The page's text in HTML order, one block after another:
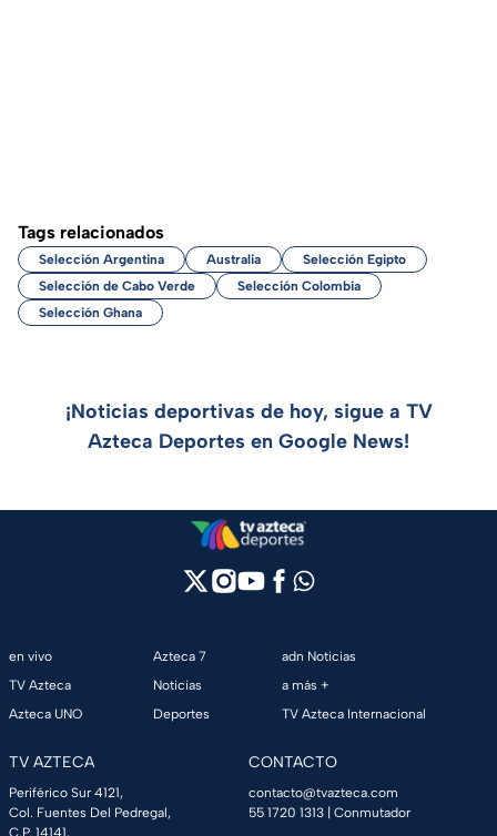
Tags relacionados
Selección Argentina Australia
Selección Egipto
Selección de Cabo Verde
Selección Colombia
Selección Ghana
¡Noticias deportivas de hoy, sigue a TV
Azteca Deportes en Google News!
en vivo
TV Azteca
Azteca UNO
Azteca 7
Noticias
Deportes
adn Noticias
a más +
TV Azteca Internacional
TV AZTECA
Periférico Sur 4121,
Col. Fuentes Del Pedregal,
C.P. 14141,
CONTACTO
contacto@tvazteca.com
55 1720 1313 | Conmutador